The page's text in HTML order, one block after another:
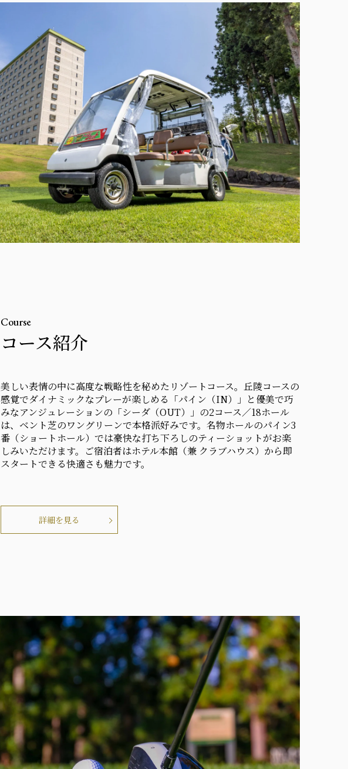
Course
コース紹介
美しい表情の中に高度な戦略性を秘めたリゾートコース。丘陵コースの
感覚でダイナミックなプレーが楽しめる「パイン（IN）」と優美で巧
みなアンジュレーションの「シーダ（OUT）」の2コース／18ホール
は、ベント芝のワングリーンで本格派好みです。名物ホールのパイン3
番（ショートホール）では豪快な打ち下ろしのティーショットがお楽
しみいただけます。ご宿泊者はホテル本館（兼 クラブハウス）から即
スタートできる快適さも魅力です。
詳細を見る